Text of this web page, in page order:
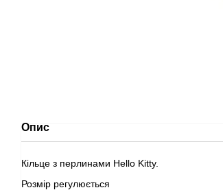
Опис
Кільце з перлинами Hello Kitty.
Розмір регулюється